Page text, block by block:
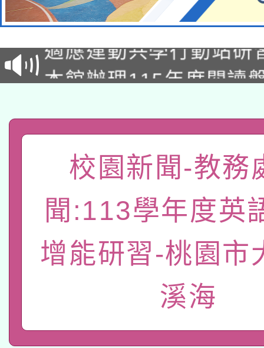
本校115學年度第2次
招甄選結果公告(無人
招)
本館辦理115年度閱讀
礎課程
A3數位素養講師名單
「數位內容與教學軟
pilot」
薪期間赴陸應申請許可
轉知經濟部水利署委託
業技術研究院辦理「
用水績優單位及節水達
115年8月22日(星期六
桃園市孔廟祈福系列
開 智慧啟航」
2026年桃園地景藝術
本校115學年度第2次
適應運動共學行動站研
校園新聞-教務
聞:113學年度英
增能研習-桃園市
溪海